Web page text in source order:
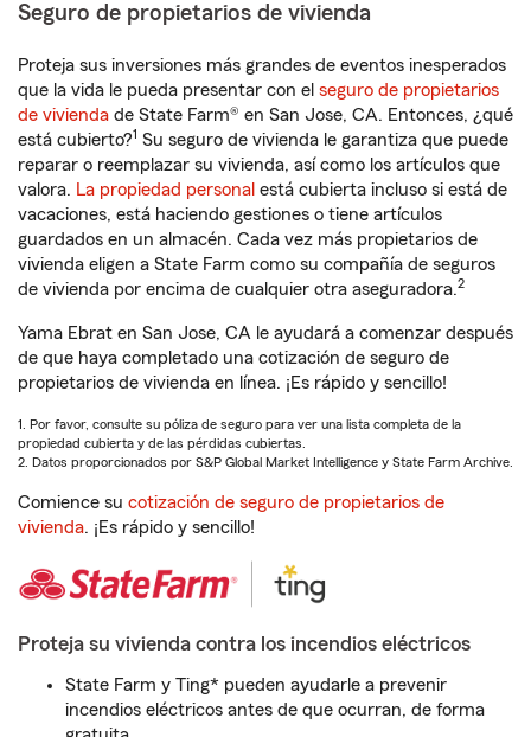
Seguro de propietarios de vivienda
Proteja sus inversiones más grandes de eventos inesperados
que la vida le pueda presentar con el seguro de propietarios
de vivienda de State Farm® en San Jose, CA. Entonces, ¿qué
está cubierto?1 Su seguro de vivienda le garantiza que puede
reparar o reemplazar su vivienda, así como los artículos que
valora. La propiedad personal está cubierta incluso si está de
vacaciones, está haciendo gestiones o tiene artículos
guardados en un almacén. Cada vez más propietarios de
vivienda eligen a State Farm como su compañía de seguros
de vivienda por encima de cualquier otra aseguradora.2
Yama Ebrat en San Jose, CA le ayudará a comenzar después
de que haya completado una cotización de seguro de
propietarios de vivienda en línea. ¡Es rápido y sencillo!
1. Por favor, consulte su póliza de seguro para ver una lista completa de la
propiedad cubierta y de las pérdidas cubiertas.
2. Datos proporcionados por S&P Global Market Intelligence y State Farm Archive.
Comience su cotización de seguro de propietarios de
vivienda. ¡Es rápido y sencillo!
Proteja su vivienda contra los incendios eléctricos
State Farm y Ting* pueden ayudarle a prevenir
incendios eléctricos antes de que ocurran, de forma